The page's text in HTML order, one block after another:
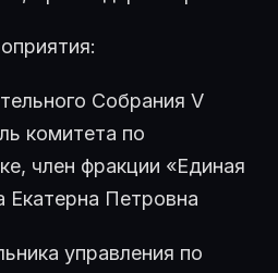
Собрания V
комитета по
член фракции «Единая
Екатерна Петровна
управления по